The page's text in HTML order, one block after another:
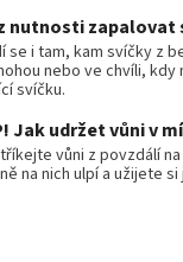
nutnosti zapalovat
se i tam, kam svíčky z
nebo ve chvíli, kdy
svíčku.
Jak udržet vůni v
vůni z povzdálí
na nich ulpí a užijete